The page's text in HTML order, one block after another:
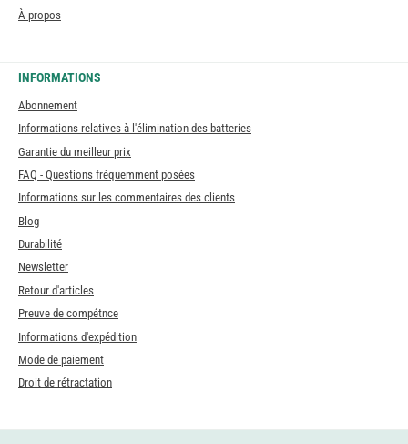
À propos
INFORMATIONS
Abonnement
Informations relatives à l'élimination des batteries
Garantie du meilleur prix
FAQ - Questions fréquemment posées
Informations sur les commentaires des clients
Blog
Durabilité
Newsletter
Retour d'articles
Preuve de compétnce
Informations d'expédition
Mode de paiement
Droit de rétractation